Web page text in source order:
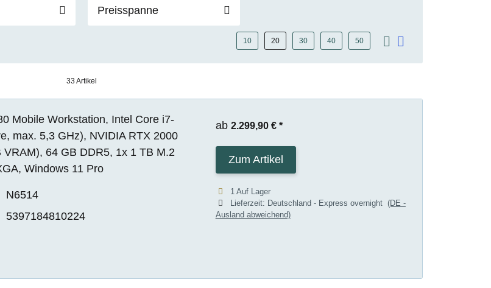
Preisspanne
10 20 30 40 50
33 Artikel
Mobile Workstation, Intel Core i7-
max. 5,3 GHz), NVIDIA RTX 2000
VRAM), 64 GB DDR5, 1x 1 TB M.2
Windows 11 Pro
N6514
5397184810224
ab 2.299,90 € *
Zum Artikel
1 Auf Lager
Lieferzeit: Deutschland - Express overnight (DE -
Ausland abweichend)